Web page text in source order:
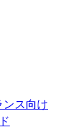
ンス向け